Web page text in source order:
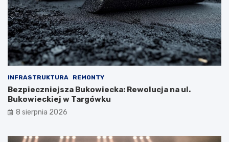
INFRASTRUKTURA REMONTY
Bezpieczniejsza Bukowiecka: Rewolucja na ul.
Bukowieckiej w Targówku
8 sierpnia 2026